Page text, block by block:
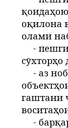
оқилона
олами
-
сӯхторҳо
- аз
гаштани
-